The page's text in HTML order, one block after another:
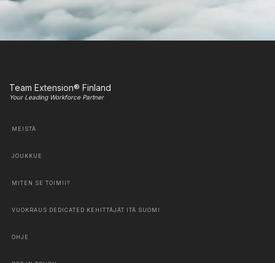
Team Extension® Finland
Your Leading Workforce Partner
MEISTÄ
JOUKKUE
MITEN SE TOIMII?
VUOKRAUS DEDICATED KEHITTÄJÄT ITÄ SUOMI
OHJE